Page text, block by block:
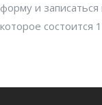
форму и
которое состоится